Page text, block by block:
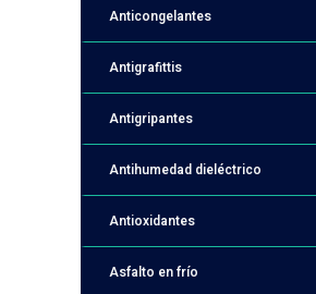
Anticongelantes
Antigrafittis
Antigripantes
Antihumedad dieléctrico
Antioxidantes
Asfalto en frío